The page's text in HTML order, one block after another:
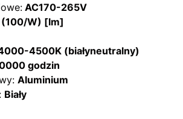
AC170-265V
W) [lm]
4500K (białyneutralny)
godzin
Aluminium
Biały